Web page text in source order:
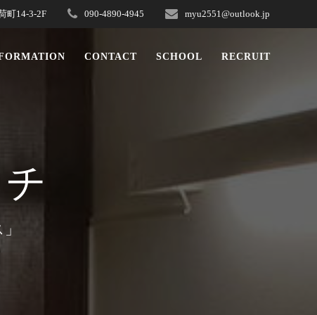
町14-3-2F 090-4890-4945 myu2551@outlook.jp
CONTACT SCHOOL RECRUIT